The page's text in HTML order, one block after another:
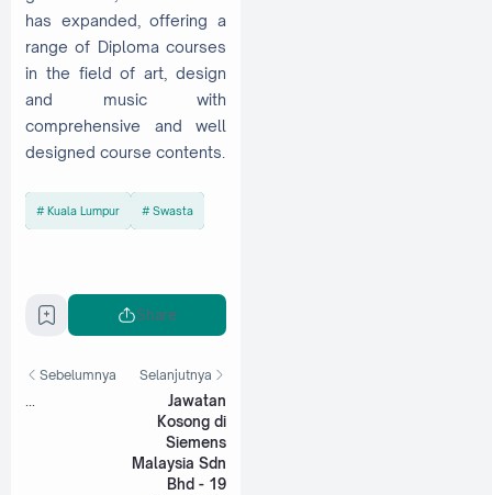
has expanded, offering a
range of Diploma courses
in the field of art, design
and music with
comprehensive and well
designed course contents.
Kuala Lumpur Swasta
Share
Sebelumnya Selanjutnya
Jawatan
Kosong di
Siemens
Malaysia Sdn
Bhd - 19